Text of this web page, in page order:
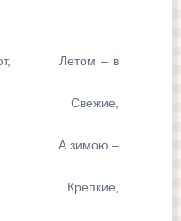
Летом – в
Свежие,
–